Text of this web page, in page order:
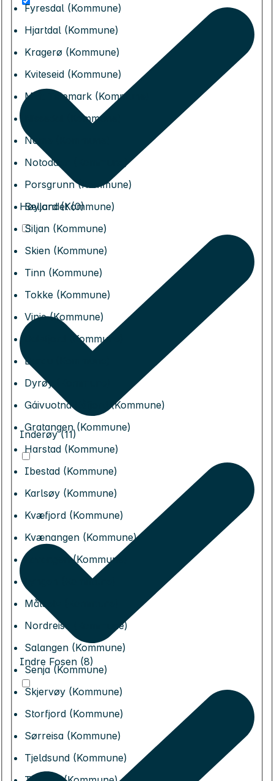
Fyresdal (Kommune)
Hjartdal (Kommune)
Kragerø (Kommune)
Kviteseid (Kommune)
Midt-Telemark (Kommune)
Nissedal (Kommune)
Nome (Kommune)
Notodden (Kommune)
Porsgrunn (Kommune)
Seljord (Kommune)
Siljan (Kommune)
Skien (Kommune)
Tinn (Kommune)
Tokke (Kommune)
Vinje (Kommune)
Balsfjord (Kommune)
Bardu (Kommune)
Dyrøy (Kommune)
Gáivuotna Kåfjord (Kommune)
Gratangen (Kommune)
Harstad (Kommune)
Ibestad (Kommune)
Karlsøy (Kommune)
Kvæfjord (Kommune)
Kvænangen (Kommune)
Lavangen (Kommune)
Lyngen (Kommune)
Målselv (Kommune)
Nordreisa (Kommune)
Salangen (Kommune)
Senja (Kommune)
Skjervøy (Kommune)
Storfjord (Kommune)
Sørreisa (Kommune)
Tjeldsund (Kommune)
Høylandet (0)
Inderøy (11)
Indre Fosen (8)